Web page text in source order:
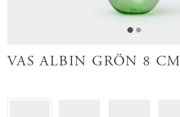
VAS ALBIN GRÖN 8 CM